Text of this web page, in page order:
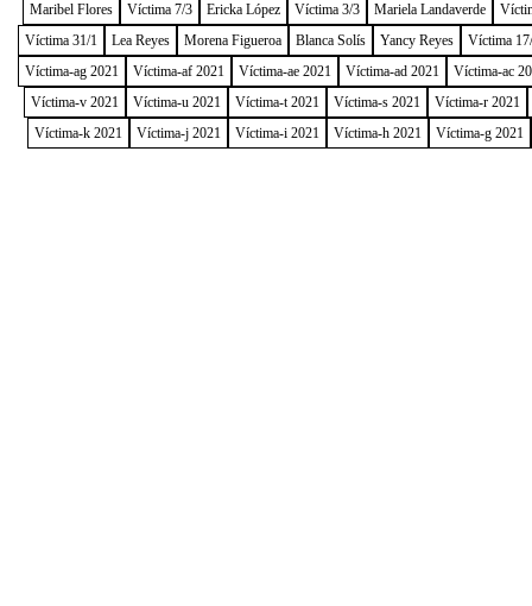
Maribel Flores
Víctima 7/3 Ericka López Víctima 3/3 Mariela Landaverde
Víctima 31/1
Lea Reyes Morena Figueroa Blanca Solís Yancy Reyes
Víctima
Víctima-ag 2021
Víctima-af 2021 Víctima-ae 2021 Víctima-ad 2021
Víctima-ac
Víctima-v 2021
Víctima-u 2021 Víctima-t 2021 Víctima-s 2021
Víctima-r 2021
Víctima-k 2021
Víctima-j 2021 Víctima-i 2021 Víctima-h 2021 Víctima-g 2021